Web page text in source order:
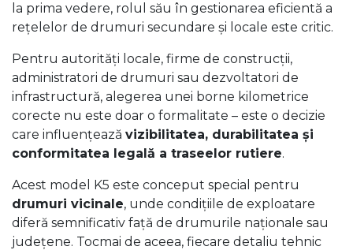
la prima vedere, rolul său în gestionarea eficientă a
rețelelor de drumuri secundare și locale este critic.
Pentru autorități locale, firme de construcții,
administratori de drumuri sau dezvoltatori de
infrastructură, alegerea unei borne kilometrice
corecte nu este doar o formalitate – este o decizie
care influențează vizibilitatea, durabilitatea și
conformitatea legală a traseelor rutiere.
Acest model K5 este conceput special pentru
drumuri vicinale, unde condițiile de exploatare
diferă semnificativ față de drumurile naționale sau
județene. Tocmai de aceea, fiecare detaliu tehnic